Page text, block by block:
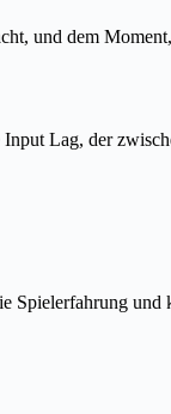
und dem
Lag, der
Spielerfahrung und